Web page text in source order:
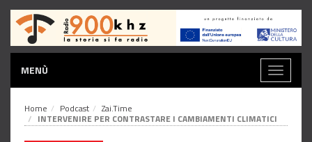
MENÙ
Toggle
Home Podcast Zai.Time
INTERVENIRE PER CONTRASTARE I CAMBIAMENTI CLIMATICI